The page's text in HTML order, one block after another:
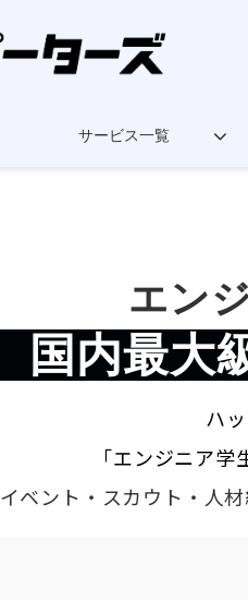
サービス一覧
エン
国内最大
ハ
「エンジニア
イベント・スカウト・人